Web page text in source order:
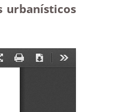
urbanísticos